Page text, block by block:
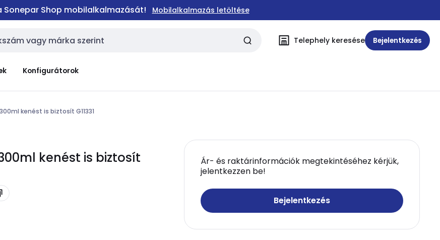
Sonepar Shop mobilalkalmazását! Mobilalkalmazás letöltése
Telephely keresése Bejelentkezés
Konfigurátorok
kenést is biztosít G11331
kenést is biztosít
Ár- és raktárinformációk megtekintéséhez kérjük,
jelentkezzen be!
Bejelentkezés